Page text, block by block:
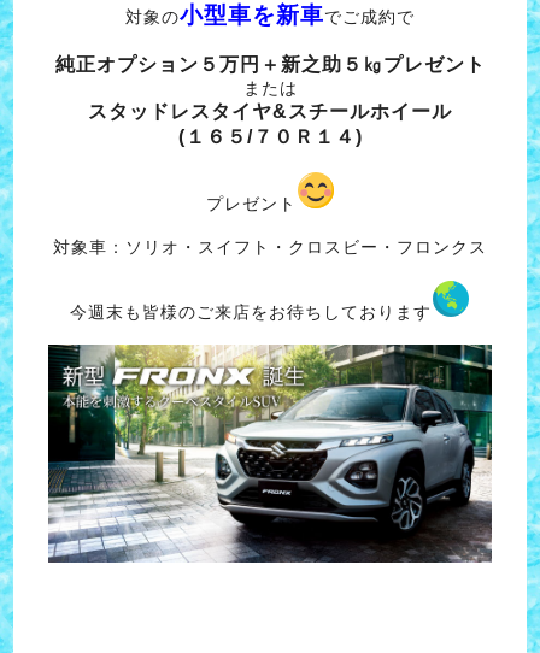
対象の小型車を新車でご成約で
純正オプション５万円＋新之助５㎏プレゼント
または
スタッドレスタイヤ&スチールホイール
(１６５/７０Ｒ１４)
プレゼント
対象車：ソリオ・スイフト・クロスビー・フロンクス
今週末も皆様のご来店をお待ちしております